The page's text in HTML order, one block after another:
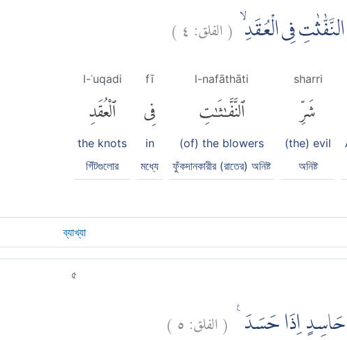
فِى الْعُقَدِۙ (الفلق: ٤)
sharri
شَرِّ
(the) evil
অনিষ্ট
l-nafāthāti
ٱلنَّفَّٰثَٰتِ
(of) the blowers
ফুঁকদানকারীর (রাতের) অনিষ্ট
fī
فِى
in
মধ্যে
l-ʿuqadi
ٱلْعُقَدِ
the knots
গিঁটগুলোর
ব্যাখ্যা
৫
اِذَا حَسَدَ (الفلق:٥)